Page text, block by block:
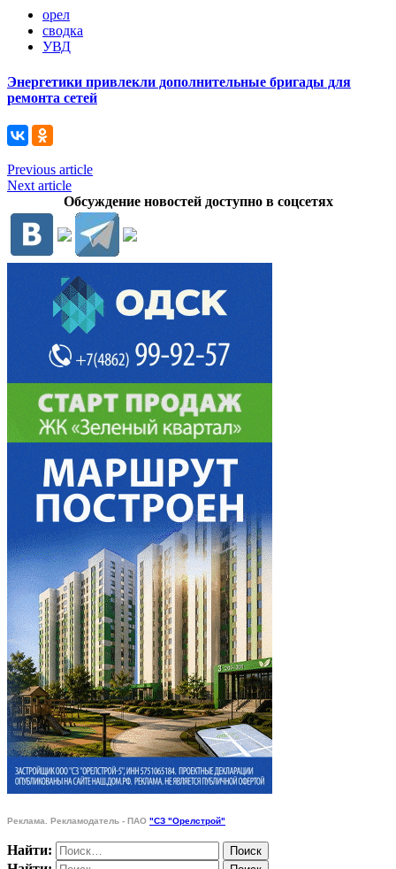
орел
сводка
УВД
Энергетики привлекли дополнительные бригады для
ремонта сетей
Previous article
Next article
Обсуждение новостей доступно в соцсетях
Реклама. Рекламодатель - ПАО "СЗ "Орелстрой"
Найти: